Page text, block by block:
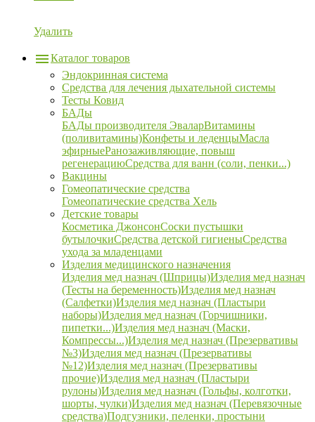
Удалить
Каталог товаров
Эндокринная система
Средства для лечения дыхательной системы
Тесты Ковид
БАДы
БАДы производителя ЭваларВитамины
(поливитамины)Конфеты и леденцыМасла
эфирныеРанозаживляющие, повыш
регенерациюСредства для ванн (соли, пенки...)
Вакцины
Гомеопатические средства
Гомеопатические средства Хель
Детские товары
Косметика ДжонсонСоски пустышки
бутылочкиСредства детской гигиеныСредства
ухода за младенцами
Изделия медицинского назначения
Изделия мед назнач (Шприцы)Изделия мед назнач
(Тесты на беременность)Изделия мед назнач
(Салфетки)Изделия мед назнач (Пластыри
наборы)Изделия мед назнач (Горчишники,
пипетки...)Изделия мед назнач (Маски,
Компрессы...)Изделия мед назнач (Презервативы
№3)Изделия мед назнач (Презервативы
№12)Изделия мед назнач (Презервативы
прочие)Изделия мед назнач (Пластыри
рулоны)Изделия мед назнач (Гольфы, колготки,
шорты, чулки)Изделия мед назнач (Перевязочные
средства)Подгузники, пеленки, простыни